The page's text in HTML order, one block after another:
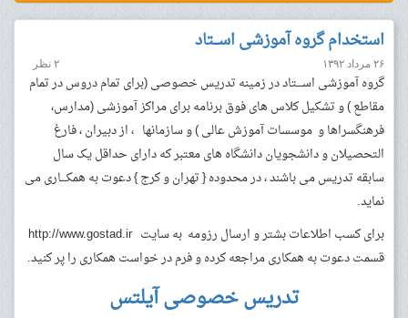
استخدام گروه آموزشی اســـتاد
۲۶ مرداد ۱۳۹۲ ۲ نظر
گروه آموزشی اســـتاد در زمینه تدریس خصوصی (برای تمام دروس در تمام
مقاطع ) و تشکیل کلاس های فوق برنامه برای مراکز آموزشی (مدارس،
فرهنگسراها و موسسات آموزش عالی ) و سازمانها ، از دبیران ، فارغ
التحصیلان و دانشجویان دانشگاه های معتبر که دارای حداقل یک سال
سابقه تدریس می باشند ، در محدوده { تهران و کرج } دعوت به همکـــاری می
نماید.
قسمت دعوت به همکاری مراجعه کرده و فرم در خواست همکاری را پر کنید.
تدریس خصوصی آیلتس